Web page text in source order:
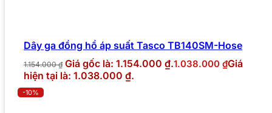
Dây ga đồng hồ áp suất Tasco TB140SM-Hose
1.154.000₫ Giá gốc là: 1.154.000 ₫.1.038.000 ₫Giá
hiện tại là: 1.038.000 ₫.
-10%